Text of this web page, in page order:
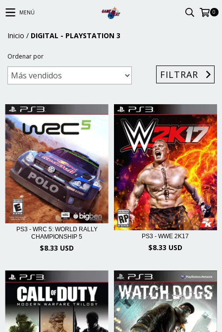
MENÚ 0
Inicio / DIGITAL - PLAYSTATION 3
Ordenar por
FILTRAR
PS3 - WRC 5: WORLD RALLY
CHAMPIONSHIP 5
$8.33 USD
PS3 - WWE 2K17
$8.33 USD